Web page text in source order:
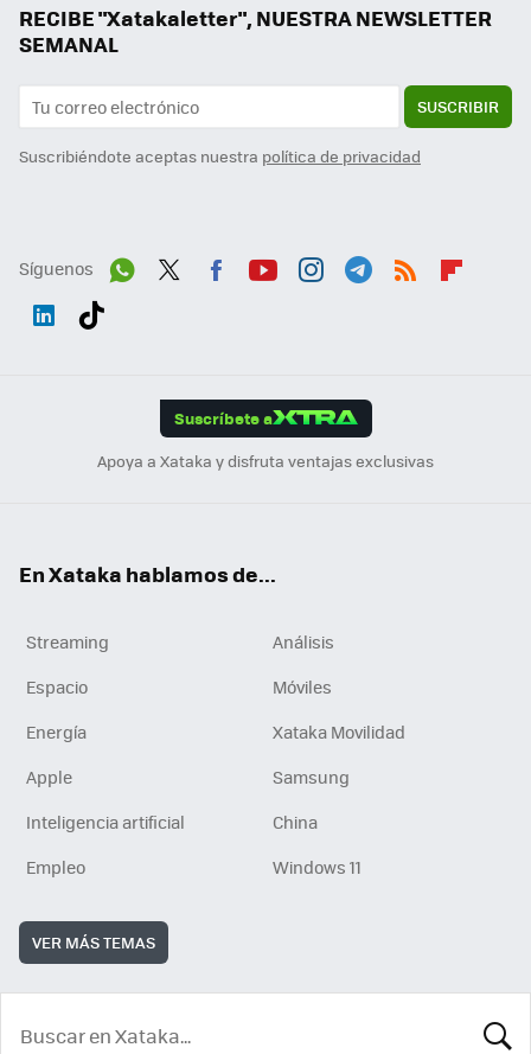
RECIBE "Xatakaletter", NUESTRA NEWSLETTER
SEMANAL
SUSCRIBIR
Suscribiéndote aceptas nuestra política de privacidad
Síguenos
Suscríbete a
Apoya a Xataka y disfruta ventajas exclusivas
En Xataka hablamos de...
Streaming
Análisis
Espacio
Móviles
Energía
Xataka Movilidad
Apple
Samsung
Inteligencia artificial
China
Empleo
Windows 11
VER MÁS TEMAS